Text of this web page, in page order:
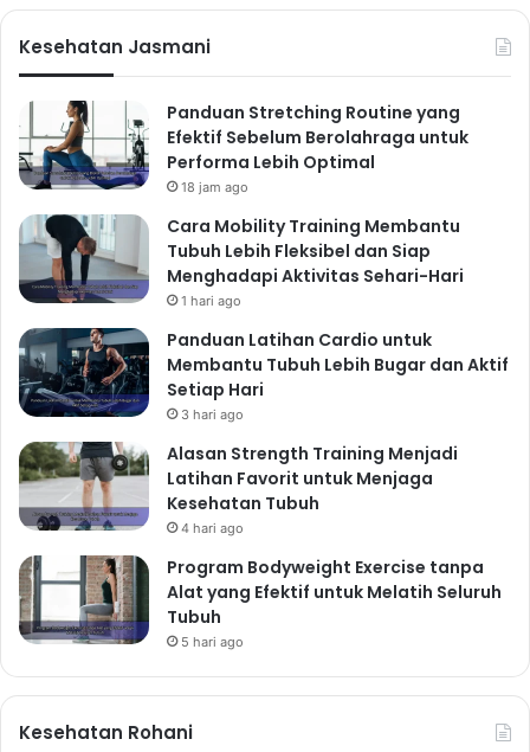
Kesehatan Jasmani
Panduan Stretching Routine yang
Efektif Sebelum Berolahraga untuk
Performa Lebih Optimal
18 jam ago
Cara Mobility Training Membantu
Tubuh Lebih Fleksibel dan Siap
Menghadapi Aktivitas Sehari-Hari
1 hari ago
Panduan Latihan Cardio untuk
Membantu Tubuh Lebih Bugar dan Aktif
Setiap Hari
3 hari ago
Alasan Strength Training Menjadi
Latihan Favorit untuk Menjaga
Kesehatan Tubuh
4 hari ago
Program Bodyweight Exercise tanpa
Alat yang Efektif untuk Melatih Seluruh
Tubuh
5 hari ago
Kesehatan Rohani